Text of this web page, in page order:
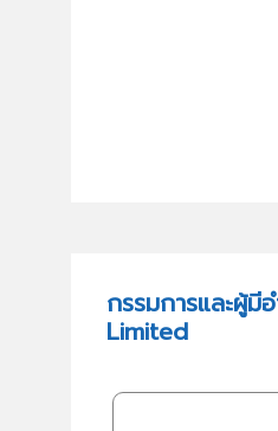
กรรมการและผู้มี
Limited